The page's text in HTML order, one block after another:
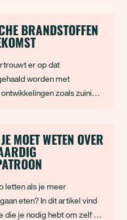
voor en het is daarom
BRANDSTOFFEN
er op dat
worden met
zoals zuiniger
fossiele brandstoffen
kerosine inderdaad de
probleem?
MOET WETEN OVER
letten als je meer
eten? In dit artikel vind
die je nodig hebt om zelf de